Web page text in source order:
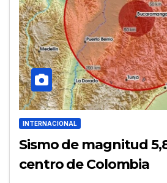
INTERNACIONAL
Sismo de magnitud
centro de Colombia